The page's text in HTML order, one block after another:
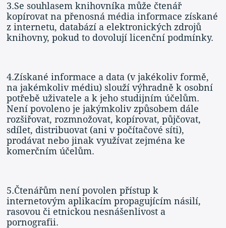
3.Se souhlasem knihovníka může čtenář
kopírovat na přenosná média informace získané
z internetu, databází a elektronických zdrojů
knihovny, pokud to dovolují licenční podmínky.
4.Získané informace a data (v jakékoliv formě,
na jakémkoliv médiu) slouží výhradně k osobní
potřebě uživatele a k jeho studijním účelům.
Není povoleno je jakýmkoliv způsobem dále
rozšiřovat, rozmnožovat, kopírovat, půjčovat,
sdílet, distribuovat (ani v počítačové síti),
prodávat nebo jinak využívat zejména ke
komerčním účelům.
5.Čtenářům není povolen přístup k
internetovým aplikacím propagujícím násilí,
rasovou či etnickou nesnášenlivost a
pornografii.